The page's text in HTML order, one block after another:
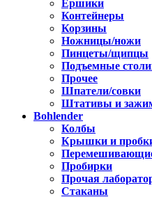
Ёршики
Контейнеры
Корзины
Ножницы/ножи
Пинцеты/щипцы
Подъемные
Прочее
Шпатели/совки
Штативы и
Bohlender
Колбы
Крышки и
Пробирки
Прочая
Стаканы